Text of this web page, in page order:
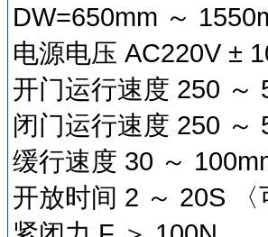
DW=650mm ～
电源电压 AC220V ±
开门运行速度 250 ～
闭门运行速度 250 ～
缓行速度 30 ～
开放时间 2 ～ 20S